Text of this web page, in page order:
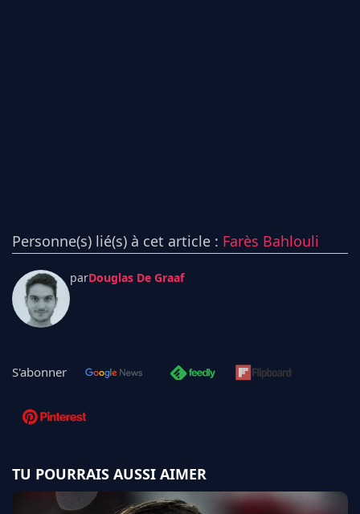
Personne(s) lié(s) à cet article : Farès Bahlouli
parDouglas De Graaf
S'abonner
TU POURRAIS AUSSI AIMER